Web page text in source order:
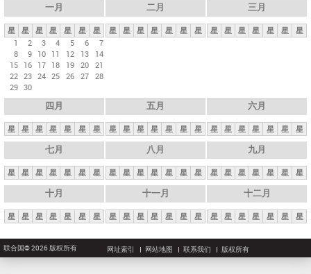
一月
星 星 星 星 星 星
星
1
2 3 4 5 6
7
8
9 10 11 12 13
14
15 16 17 18 19 20 21
22 23 24 25 26 27 28
29 30
二月
星 星 星 星 星 星 星
三月
星 星 星 星 星 星 星
四月
星 星 星 星 星 星 星
五月
星 星 星 星 星 星 星
六月
星 星 星 星 星 星 星
七月
星 星 星 星 星 星 星
八月
星 星 星 星 星 星 星
九月
星 星 星 星 星 星 星
十月
星 星 星 星 星 星 星
十一月
星 星 星 星 星 星 星
十二月
星 星 星 星 星 星 星
联合国© 2026 版权所有 网址索引 网站地图 联系我们 版权所有